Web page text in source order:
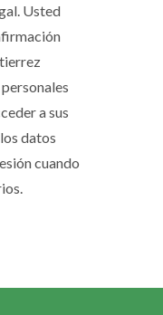
Usted
a sus
datos
cuando